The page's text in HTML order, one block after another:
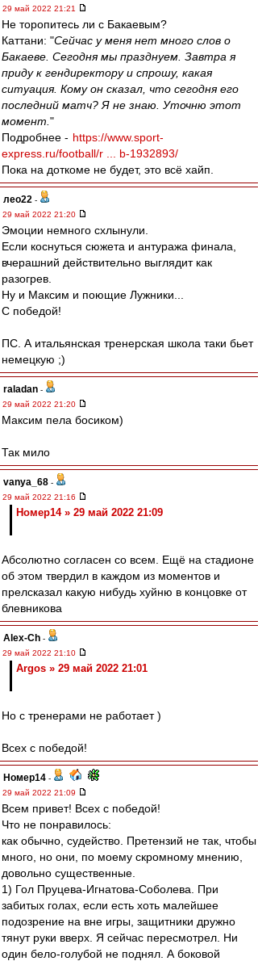
29 май 2022 21:21
Не торопитесь ли с Бакаевым?
Каттани: "Сейчас у меня нет много слов о
Бакаеве. Сегодня мы празднуем. Завтра я
приду к гендиректору и спрошу, какая
ситуация. Кому он сказал, что сегодня его
последний матч? Я не знаю. Уточню этот
момент. "
Подробнее - https://www.sport-
express.ru/football/r ... b-1932893/
Пока на доткоме не будет, это всё хайп.
лео22 -
29 май 2022 21:20
Эмоции немного схлынули.
Если коснуться сюжета и антуража финала,
вчерашний действительно выглядит как
разогрев.
Ну и Максим и поющие Лужники...
С победой!
ПС. А итальянская тренерская школа таки бьет
немецкую ;)
raladan -
29 май 2022 21:20
Максим пела босиком)
Так мило
vanya_68 -
29 май 2022 21:16
Номер14 » 29 май 2022 21:09
Абсолютно согласен со всем. Ещё на стадионе
об этом твердил в каждом из моментов и
прелсказал какую нибудь хуйню в концовке от
блевникова
Alex-Ch -
29 май 2022 21:10
Argos » 29 май 2022 21:01
Но с тренерами не работает )
Всех с победой!
Номер14 -
29 май 2022 21:09
Всем привет! Всех с победой!
Что не понравилось:
как обычно, судейство. Претензий не так, чтобы
много, но они, по моему скромному мнению,
довольно существенные.
1) Гол Пруцева-Игнатова-Соболева. При
забитых голах, если есть хоть малейшее
подозрение на вне игры, защитники дружно
тянут руки вверх. Я сейчас пересмотрел. Ни
один бело-голубой не поднял. А боковой